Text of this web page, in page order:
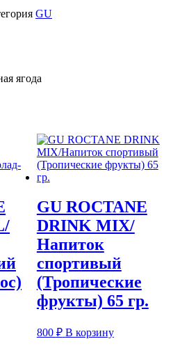
GU
ягода
GU ROCTANE
DRINK MIX/
Напиток
спортивый
(Тропические
фрукты) 65 гр.
800 ₽ В корзину